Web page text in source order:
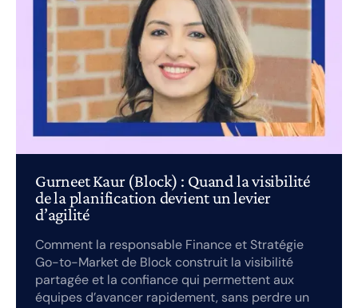
Gurneet Kaur (Block) : Quand la visibilité
de la planification devient un levier
d’agilité
Comment la responsable Finance et Stratégie
Go-to-Market de Block construit la visibilité
partagée et la confiance qui permettent aux
équipes d’avancer rapidement, sans perdre un